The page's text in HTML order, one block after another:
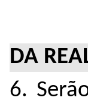
DA
6.